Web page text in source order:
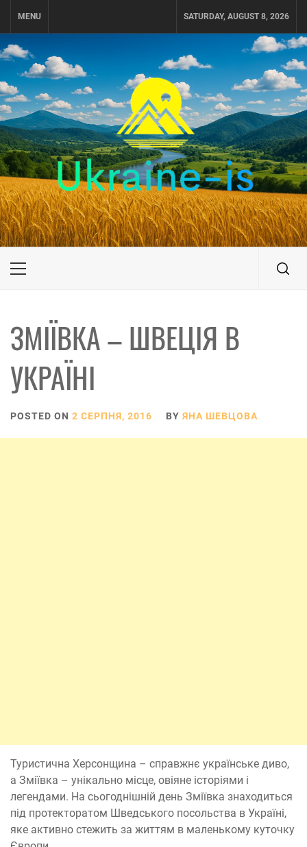
MENU SATURDAY, AUGUST 8, 2026
UKRAINE-IS
ПОДОРОЖI ПО УКРАЇНІ
Primary
ЗМІЇВКА – ШВЕЦІЯ В
УКРАЇНІ
POSTED ON 2 СЕРПНЯ, 2016 BY ЯНА ШЕВЦОВА
Туристична Херсонщина – справжнє українське диво,
а Зміївка – унікально місце, овіяне історіями і
легендами. На сьогоднішній день Зміївка знаходиться
під протекторатом Шведського посольства в Україні,
яке активно стежить за життям в маленькому куточку